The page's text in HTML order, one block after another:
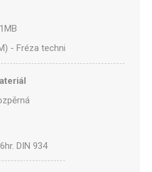
- Fréza technická SA-2M válcová
DIN 934